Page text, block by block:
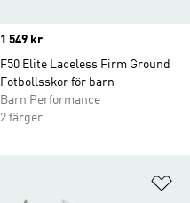
Price
1 549 kr
F50 Elite Laceless Firm Ground
Fotbollsskor för barn
Barn Performance
2 färger